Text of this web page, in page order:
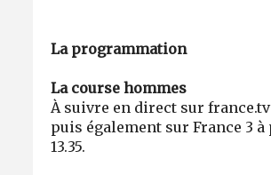
La programmation
La course hommes
À suivre en direct sur france.tv
puis également sur France 3
13.35.